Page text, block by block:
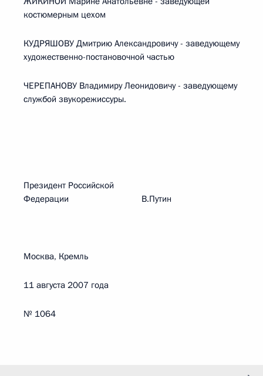
костюмерным цехом
КУДРЯШОВУ Дмитрию Александровичу - заведующему
художественно-постановочной частью
ЧЕРЕПАНОВУ Владимиру Леонидовичу - заведующему
службой звукорежиссуры.
Президент Российской
Федерации В.Путин
Москва, Кремль
11 августа 2007 года
№ 1064